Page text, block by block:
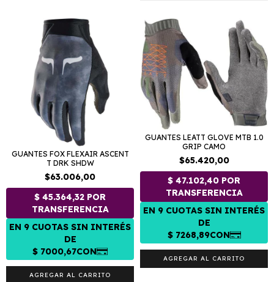
GUANTES FOX FLEXAIR ASCENT
T DRK SHDW
$63.006,00
AGREGAR AL CARRITO
GUANTES LEATT GLOVE MTB 1.0
GRIP CAMO
$65.420,00
AGREGAR AL CARRITO